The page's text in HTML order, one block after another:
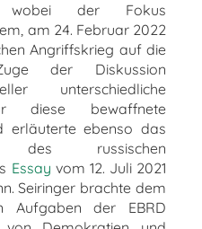
wobei der Fokus
am 24. Februar 2022
Angriffskrieg auf die
der Diskussion
unterschiedliche
diese bewaffnete
erläuterte ebenso das
des russischen
Essay vom 12. Juli 2021
Seiringer brachte dem
Aufgaben der EBRD